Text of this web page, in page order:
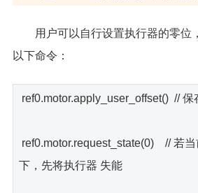
用户可以自行设置执行器的零位
以下命令：
ref0.motor.apply_user_offset() // 保
ref0.motor.request_state(0) // 若
下，先将执行器 失能